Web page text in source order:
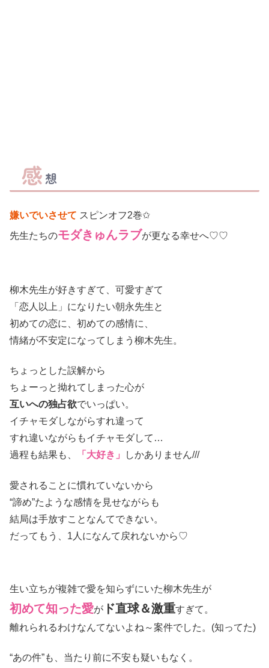
感想
嫌いでいさせて スピンオフ2巻✩
先生たちのモダきゅんラブが更なる幸せへ♡♡
柳木先生が好きすぎて、可愛すぎて
「恋人以上」になりたい朝永先生と
初めての恋に、初めての感情に、
情緒が不安定になってしまう柳木先生。
ちょっとした誤解から
ちょーっと拗れてしまった心が
互いへの独占欲でいっぱい。
イチャモダしながらすれ違って
すれ違いながらもイチャモダして…
過程も結果も、
「大好き」 しかありません///
愛されることに慣れていないから
“諦め”たような感情を見せながらも
結局は手放すことなんてできない。
だってもう、1人になんて戻れないから♡
生い立ちが複雑で愛を知らずにいた柳木先生が
初めて知った愛が ド直球＆激重すぎて。
離れられるわけなんてないよね～案件でした。(知ってた)
“あの件”も、当たり前に不安も疑いもなく。